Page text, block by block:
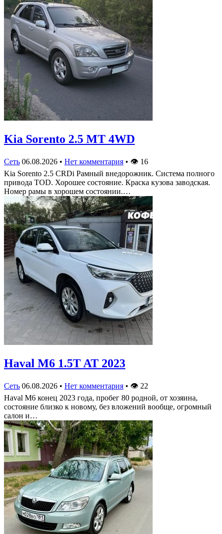
Kia Sorento 2.5 MT 4WD
Сеть 06.08.2026 • Нет комментария • 👁 16
Kia Sorento 2.5 CRDi Рамный внедорожник. Система полного
привода TOD. Хорошее состояние. Краска кузова заводская.
Номер рамы в хорошем состоянии.…
Haval M6 1.5T AT 2023
Сеть 06.08.2026 • Нет комментария • 👁 22
Haval M6 конец 2023 года, пробег 80 родной, от хозяина,
состояние близко к новому, без вложений вообще, огромный
салон и…